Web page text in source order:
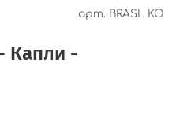
арт. BRASL KO
Капли -